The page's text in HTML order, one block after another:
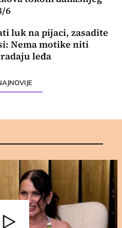
6
luk na pijaci, zasadite
Nema motike niti
leđa